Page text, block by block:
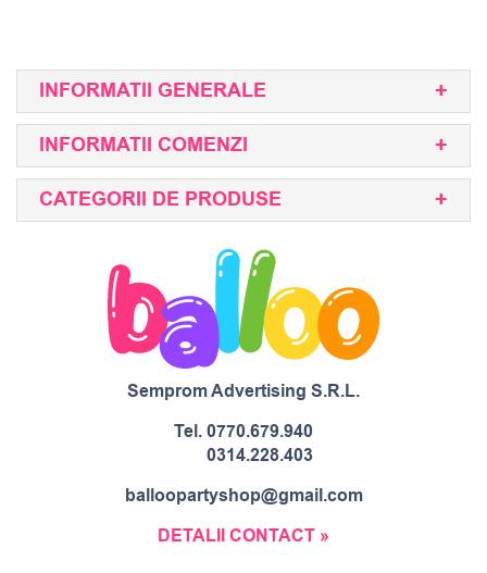
INFORMATII GENERALE
INFORMATII COMENZI
CATEGORII DE PRODUSE
Semprom Advertising S.R.L.
Tel.0770.679.940
0314.228.403
balloopartyshop@gmail.com
DETALII CONTACT »